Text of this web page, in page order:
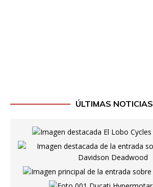
ÚLTIMAS NOTICIAS